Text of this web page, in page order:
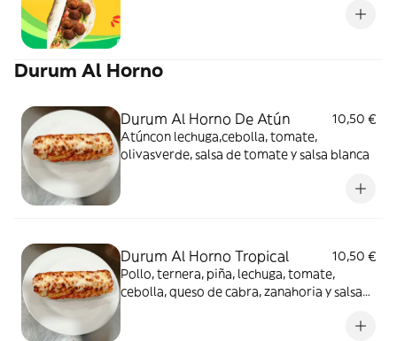
Durum Al Horno
Durum Al Horno De Atún
10,50 €
Atúncon lechuga,cebolla, tomate,
olivasverde, salsa de tomate y salsa blanca
Durum Al Horno Tropical
10,50 €
Pollo, ternera, piña, lechuga, tomate,
cebolla, queso de cabra, zanahoria y salsa